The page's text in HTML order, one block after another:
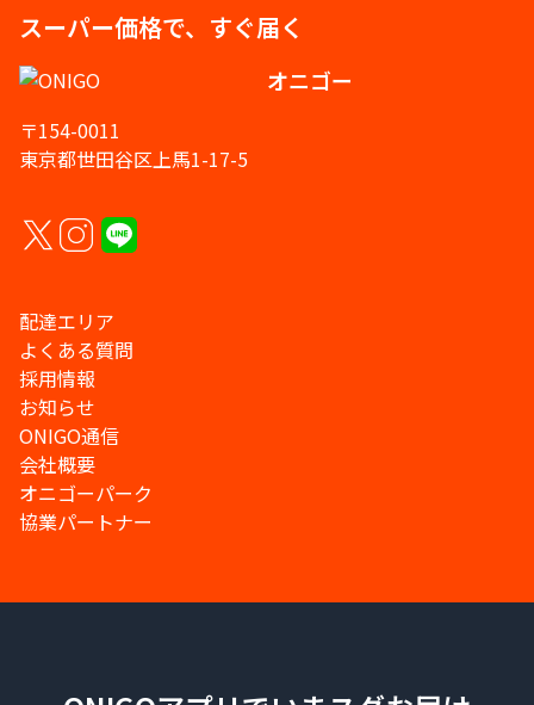
スーパー価格で、すぐ届く
オニゴー
〒154-0011
東京都世田谷区上馬1-17-5
配達エリア
よくある質問
採用情報
お知らせ
ONIGO通信
会社概要
オニゴーパーク
協業パートナー